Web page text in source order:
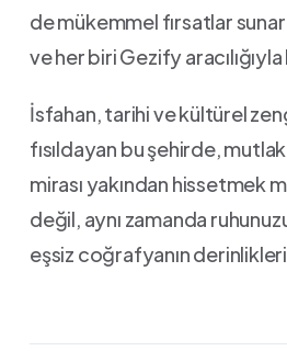
de mükemmel fırsatlar
ve her ⁤biri Gezify
İsfahan, tarihi‌ ve kültürel
fısıldayan bu şehirde,
mirası yakından hissetmek
değil, aynı zamanda
eşsiz coğrafyanın